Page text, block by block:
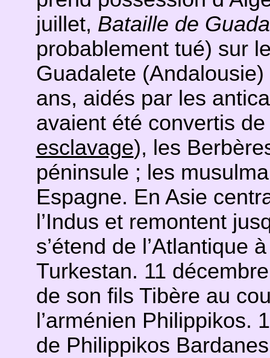
juillet, Bataille de
probablement tué) sur
Guadalete
ans, aidés par les
avaient été convertis
esclavage), les
péninsule ; les
Espagne. En Asie
l’Indus et remontent
s’étend de l’Atlantique
Turkestan. 11
de son fils Tibère au
l’arménien Philippikos.
de Philippikos